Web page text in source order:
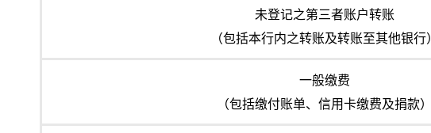
未登记之第三者账户转账
（包括本行内之转账及转账至其他银行）
一般缴费
（包括缴付账单、信用卡缴费及捐款）